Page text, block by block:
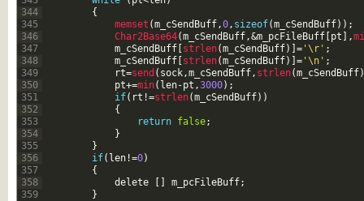
344
345
346
347
348
349
350
351
352
353
354
355
356
357
358
359
{
memset (m_cSendBuff ,0 , sizeof(m_cSendBuff) ) ;
Char2Base64(m_cSendBuff ,&m_pcFileBuff [pt ] ,
m_cSendBuff [strlen(m_cSendBuff) ] = '\r' ;
m_cSendBuff [strlen(m_cSendBuff) ] = '\n' ;
rt=send ( sock ,m_cSendBuff , strlen(m_cSendBuff)
pt+=min( len-pt ,3000) ;
if( rt !=strlen(m_cSendBuff) )
{
return false;
}
}
if( len !=0)
{
delete
[ ] m_pcFileBuff;
}